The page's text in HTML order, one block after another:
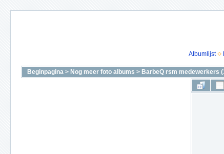
Albumlijst
Beginpagina > Nog meer foto albums > BarbeQ rsm medewerkers